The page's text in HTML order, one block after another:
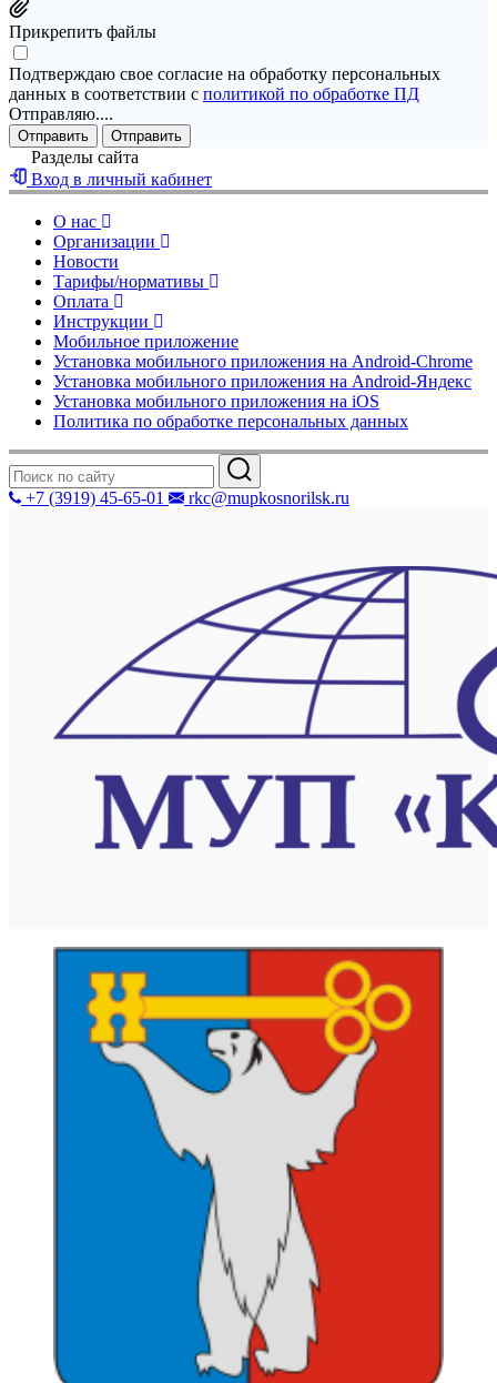
Прикрепить файлы
Подтверждаю свое согласие на обработку персональных
данных в соответствии с политикой по обработке ПД
Отправляю....
Отправить Отправить
Разделы сайта
Вход в личный кабинет
О нас
Организации
Новости
Тарифы/нормативы
Оплата
Инструкции
Мобильное приложение
Установка мобильного приложения на Android-Chrome
Установка мобильного приложения на Android-Яндекс
Установка мобильного приложения на iOS
Политика по обработке персональных данных
+7 (3919) 45-65-01 rkc@mupkosnorilsk.ru